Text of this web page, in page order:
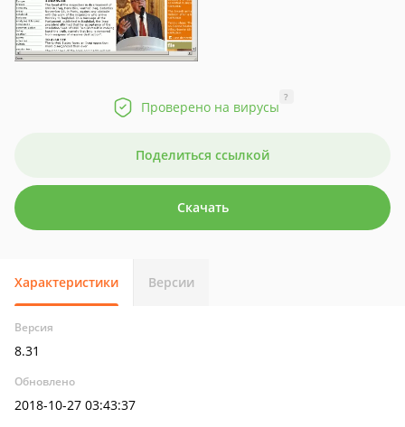
Проверено на вирусы
?
Поделиться ссылкой
Скачать
Характеристики Версии
Версия
8.31
Обновлено
2018-10-27 03:43:37